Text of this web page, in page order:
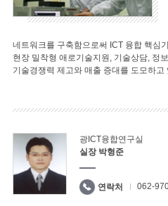
네트워크를 구축함으로써 ICT 융합 핵심
현장 밀착형 애로기술지원, 기술상담, 정
기술경쟁력 제고와 매출 증대를 도모하고
광ICT융합연구실
실장 박형준
연락처 062-